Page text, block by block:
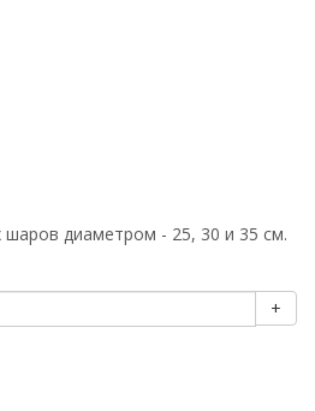
шаров диаметром - 25, 30 и 35 см.
+